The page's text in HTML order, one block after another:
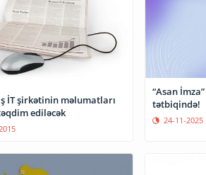
İT şirkətinin məlumatları
ediləcək
“Asan
tətbiqində!
24-11-2025